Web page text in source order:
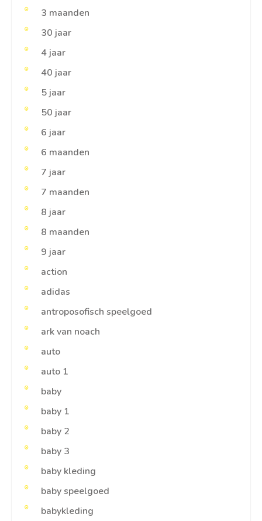
3 maanden
30 jaar
4 jaar
40 jaar
5 jaar
50 jaar
6 jaar
6 maanden
7 jaar
7 maanden
8 jaar
8 maanden
9 jaar
action
adidas
antroposofisch speelgoed
ark van noach
auto
auto 1
baby
baby 1
baby 2
baby 3
baby kleding
baby speelgoed
babykleding